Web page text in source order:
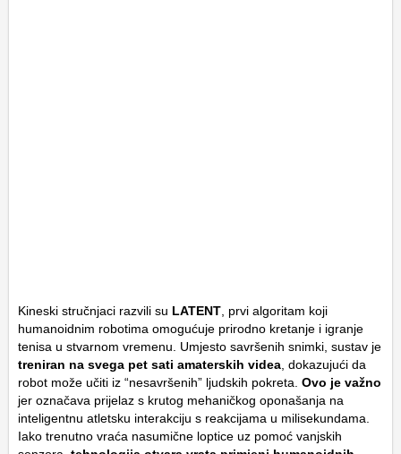
Kineski stručnjaci razvili su LATENT , prvi algoritam koji
humanoidnim robotima omogućuje prirodno kretanje i igranje
tenisa u stvarnom vremenu. Umjesto savršenih snimki, sustav je
treniran na svega pet sati amaterskih videa , dokazujući da
robot može učiti iz “nesavršenih” ljudskih pokreta. Ovo je važno
jer označava prijelaz s krutog mehaničkog oponašanja na
inteligentnu atletsku interakciju s reakcijama u milisekundama.
Iako trenutno vraća nasumične loptice uz pomoć vanjskih